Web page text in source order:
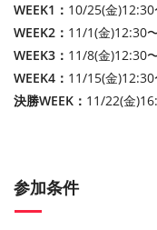
WEEK1： 10/25(金
WEEK2： 11/1(金)12:30
WEEK3： 11/8(金)12:30
WEEK4： 11/15(金
決勝WEEK： 11/22(金
参加条件